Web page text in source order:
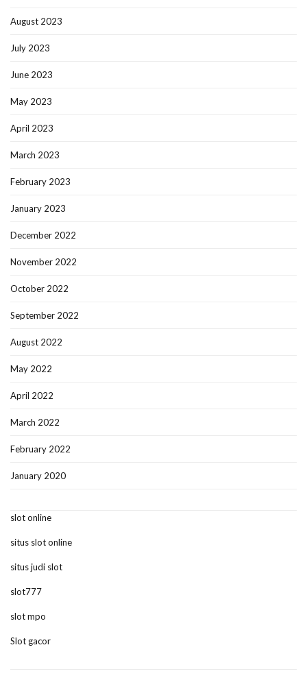
August 2023
July 2023
June 2023
May 2023
April 2023
March 2023
February 2023
January 2023
December 2022
November 2022
October 2022
September 2022
August 2022
May 2022
April 2022
March 2022
February 2022
January 2020
slot online
situs slot online
situs judi slot
slot777
slot mpo
Slot gacor